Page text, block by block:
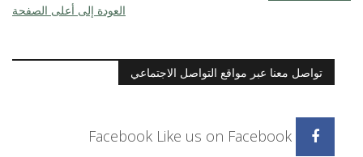
العودة إلى أعلى الصفحة
تواصل معنا عبر مواقع التواصل الاجتماعي
Facebook Like us on Facebook